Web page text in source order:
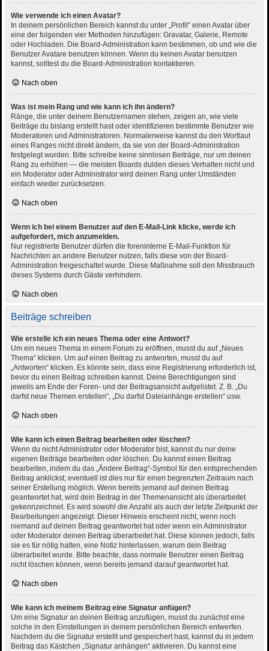
Wie verwende ich einen Avatar?
In deinem persönlichen Bereich kannst du unter „Profil“ einen Avatar über
eine der folgenden vier Methoden hinzufügen: Gravatar, Galerie, Remote
oder Hochladen. Die Board-Administration kann bestimmen, ob und wie die
Benutzer Avatare benutzen können. Wenn du keinen Avatar benutzen
kannst, solltest du die Board-Administration kontaktieren.
Nach oben
Was ist mein Rang und wie kann ich ihn ändern?
Ränge, die unter deinem Benutzernamen stehen, zeigen an, wie viele
Beiträge du bislang erstellt hast oder identifizieren bestimmte Benutzer wie
Moderatoren und Administratoren. Normalerweise kannst du den Wortlaut
eines Ranges nicht direkt ändern, da sie von der Board-Administration
festgelegt wurden. Bitte schreibe keine sinnlosen Beiträge, nur um deinen
Rang zu erhöhen — die meisten Boards dulden dieses Verhalten nicht und
ein Moderator oder Administrator wird deinen Rang unter Umständen
einfach wieder zurücksetzen.
Nach oben
Wenn ich bei einem Benutzer auf den E-Mail-Link klicke, werde ich
aufgefordert, mich anzumelden.
Nur registrierte Benutzer dürfen die foreninterne E-Mail-Funktion für
Nachrichten an andere Benutzer nutzen, falls diese von der Board-
Administration freigeschaltet wurde. Diese Maßnahme soll den Missbrauch
dieses Systems durch Gäste verhindern.
Nach oben
Beiträge schreiben
Wie erstelle ich ein neues Thema oder eine Antwort?
Um ein neues Thema in einem Forum zu eröffnen, musst du auf „Neues
Thema“ klicken. Um auf einen Beitrag zu antworten, musst du auf
„Antworten“ klicken. Es könnte sein, dass eine Registrierung erforderlich ist,
bevor du einen Beitrag schreiben kannst. Deine Berechtigungen sind
jeweils am Ende der Foren- und der Beitragsansicht aufgelistet. Z. B. „Du
darfst neue Themen erstellen“, „Du darfst Dateianhänge erstellen“ usw.
Nach oben
Wie kann ich einen Beitrag bearbeiten oder löschen?
Wenn du nicht Administrator oder Moderator bist, kannst du nur deine
eigenen Beiträge bearbeiten oder löschen. Du kannst einen Beitrag
bearbeiten, indem du das „Ändere Beitrag“-Symbol für den entsprechenden
Beitrag anklickst; eventuell ist dies nur für einen begrenzten Zeitraum nach
seiner Erstellung möglich. Wenn bereits jemand auf deinen Beitrag
geantwortet hat, wird dein Beitrag in der Themenansicht als überarbeitet
gekennzeichnet. Es wird sowohl die Anzahl als auch der letzte Zeitpunkt der
Bearbeitungen angezeigt. Dieser Hinweis erscheint nicht, wenn noch
niemand auf deinen Beitrag geantwortet hat oder wenn ein Administrator
oder Moderator deinen Beitrag überarbeitet hat. Diese können jedoch, falls
sie es für nötig halten, eine Notiz hinterlassen, warum dein Beitrag
überarbeitet wurde. Bitte beachte, dass normale Benutzer einen Beitrag
nicht löschen können, wenn bereits jemand darauf geantwortet hat.
Nach oben
Wie kann ich meinem Beitrag eine Signatur anfügen?
Um eine Signatur an deinen Beitrag anzufügen, musst du zunächst eine
solche in den Einstellungen in deinem persönlichen Bereich entwerfen.
Nachdem du die Signatur erstellt und gespeichert hast, kannst du in jedem
Beitrag das Kästchen „Signatur anhängen“ aktivieren. Du kannst eine